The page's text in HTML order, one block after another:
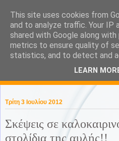
KaPa. Me
without a
Τρίτη 3 Ιουλίου 2012
Σκέψεις σε
στολίδια της αυλής!!
This site uses cookies from
and to analyze traffic. Your IP
shared with Google along
metrics to ensure quality of
statistics, and to detect and
LEARN